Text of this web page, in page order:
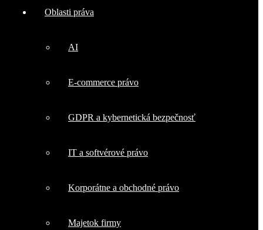
Oblasti práva
AI
E-commerce právo
GDPR a kybernetická bezpečnosť
IT a softvérové právo
Korporátne a obchodné právo
Majetok firmy